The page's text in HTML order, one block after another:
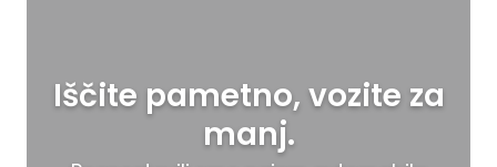
Iščite pametno, vozite za
manj.